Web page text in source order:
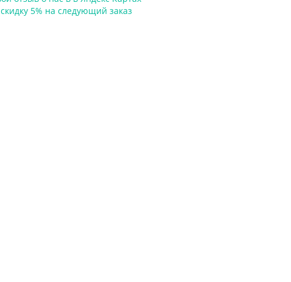
5% на следующий заказ